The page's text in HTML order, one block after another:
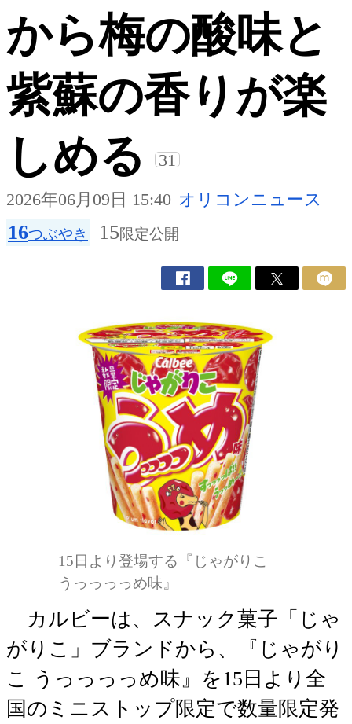
から梅の酸味と
紫蘇の香りが楽
しめる
31
2026年06月09日 15:40 オリコンニュース
16つぶやき 15限定公開
15日より登場する『じゃがりこ
うっっっっめ味』
カルビーは、スナック菓子「じゃ
がりこ」ブランドから、『じゃがり
こ うっっっっめ味』を15日より全
国のミニストップ限定で数量限定発